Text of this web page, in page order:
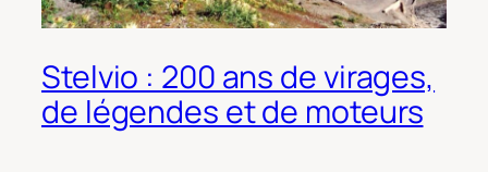
Stelvio : 200 ans de virages,
de légendes et de moteurs